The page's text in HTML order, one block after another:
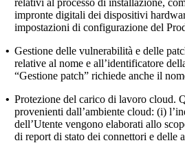
impronte digitali dei dispositivi
impostazioni di configurazione del
• Gestione delle vulnerabilità e delle
relative al nome e all’identificatore
“Gestione patch” richiede anche il
• Protezione del carico di lavoro cloud.
provenienti dall’ambiente cloud: (i)
dell’Utente vengono elaborati allo
di report di stato dei connettori e